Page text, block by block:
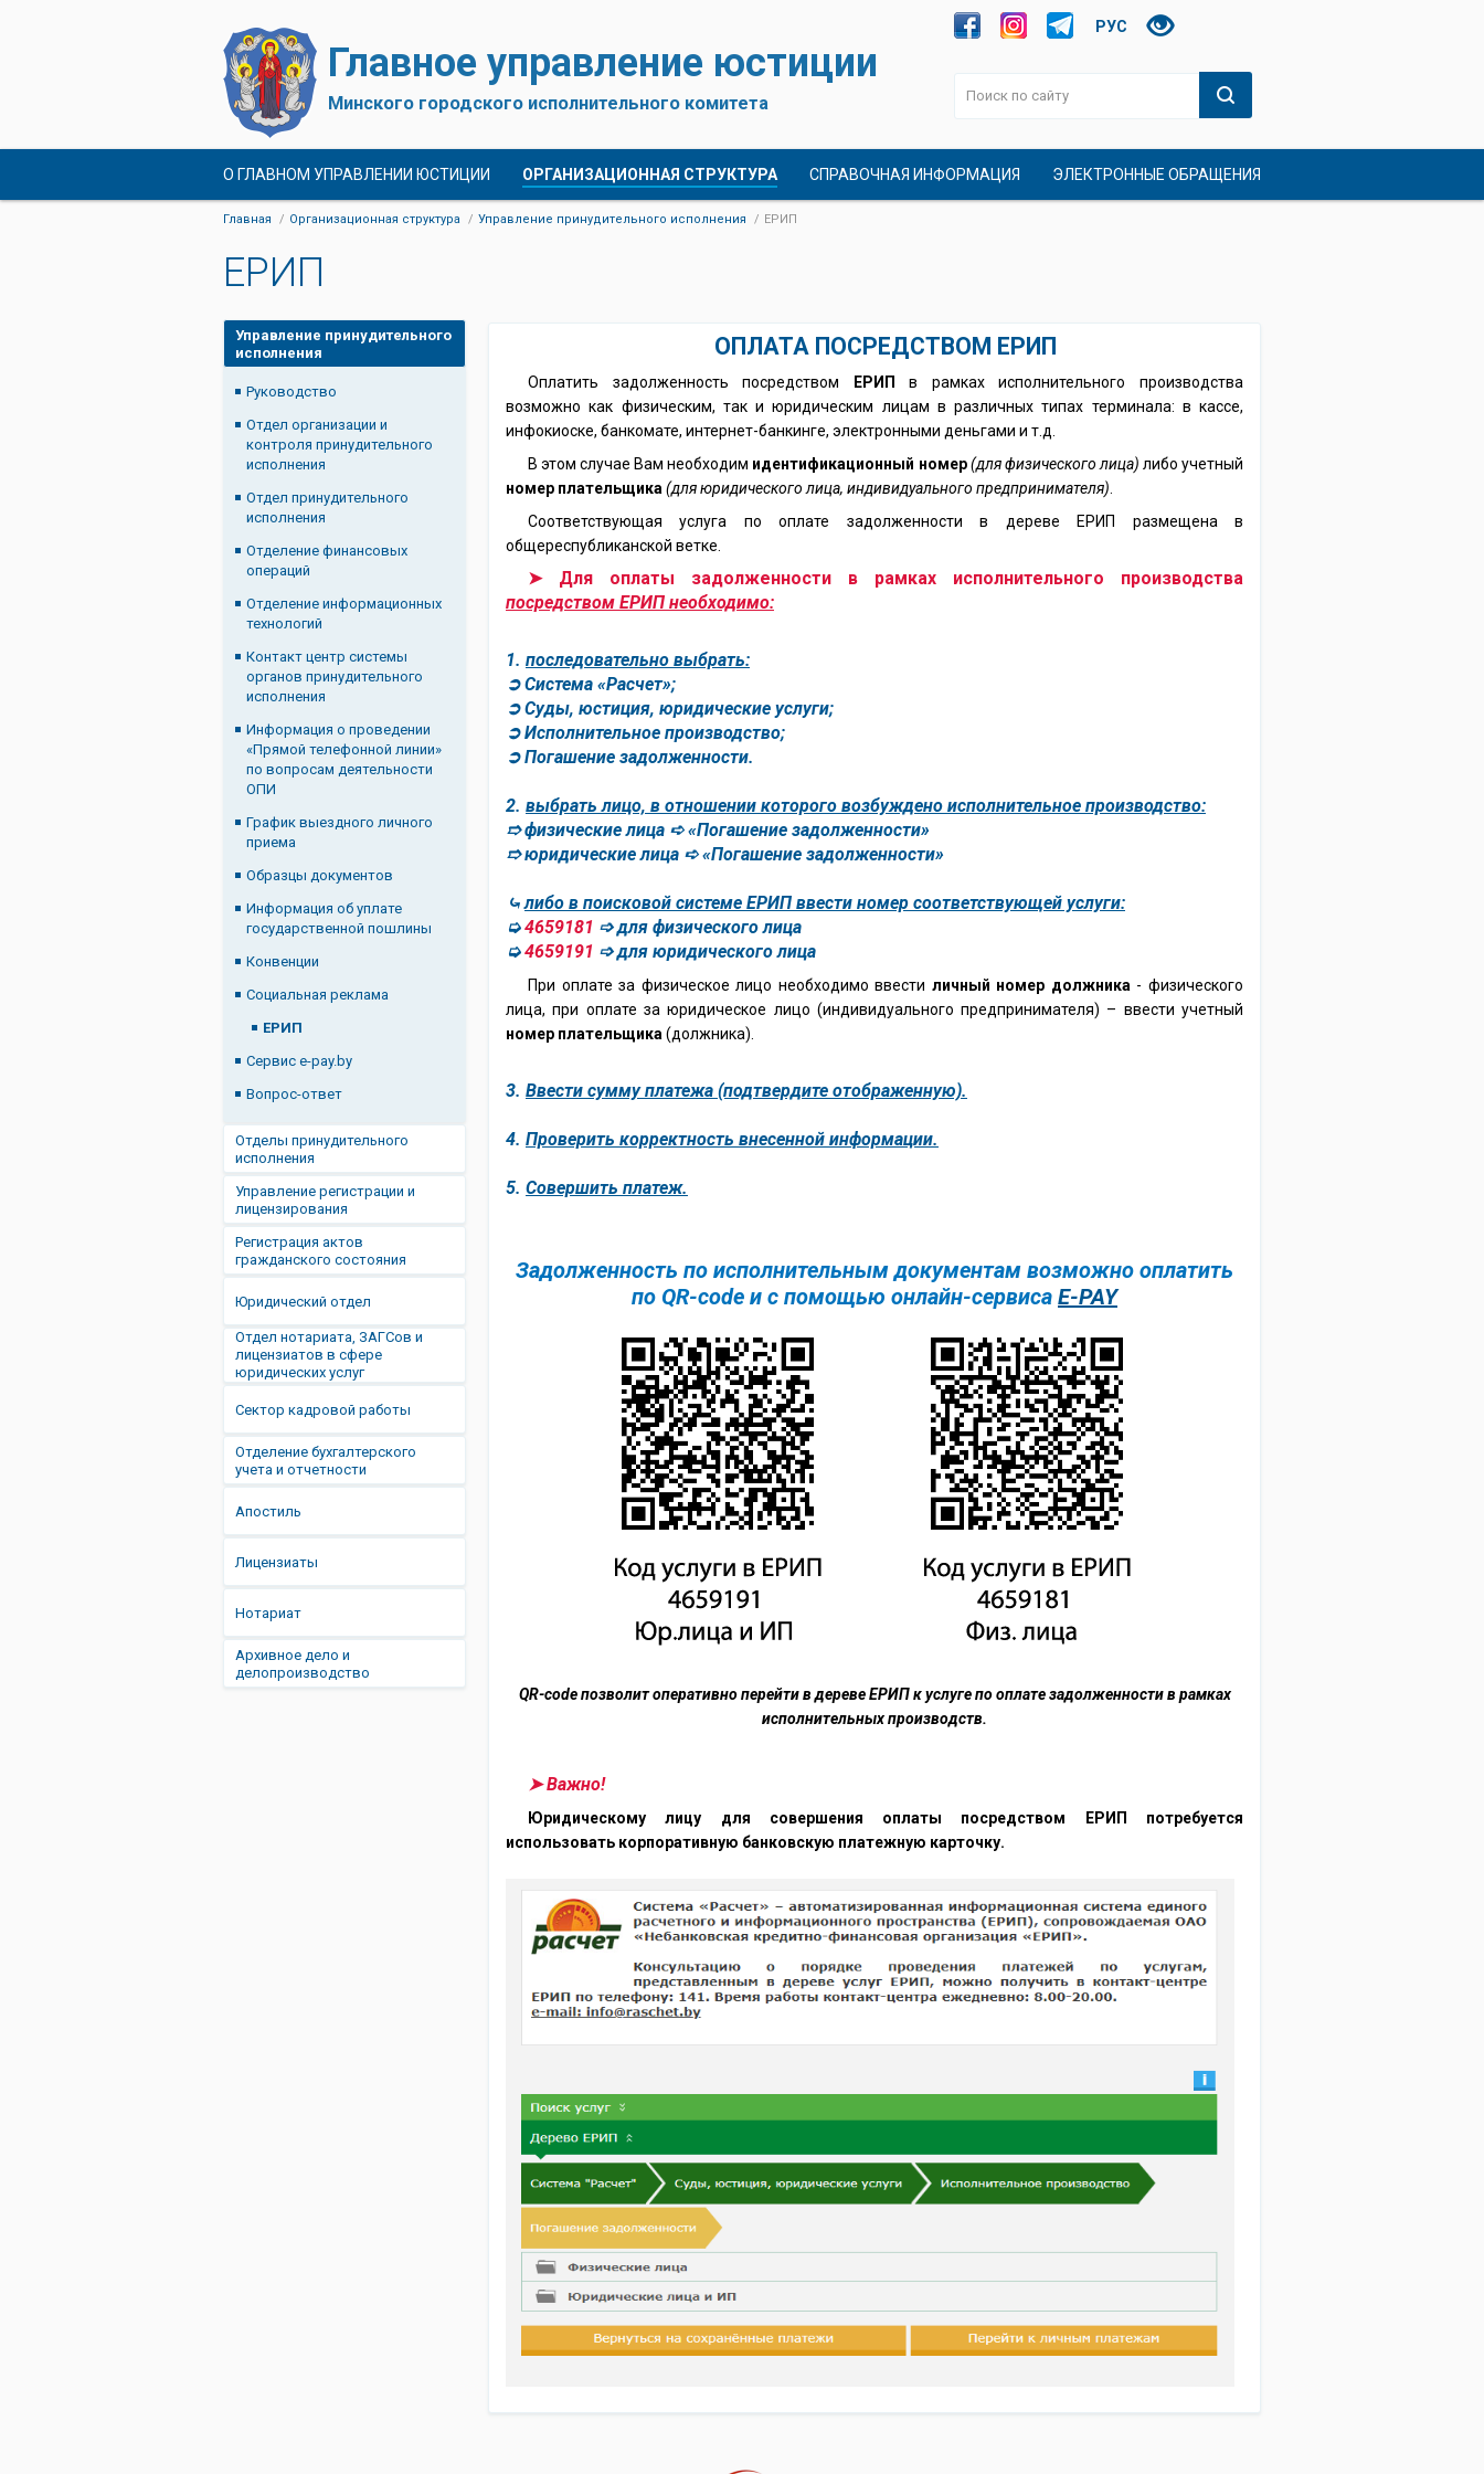
Главное управление юстиции
Минского городского исполнительного комитета
РУС
О ГЛАВНОМ УПРАВЛЕНИИ ЮСТИЦИИ ОРГАНИЗАЦИОННАЯ СТРУКТУРА СПРАВОЧНАЯ ИНФОРМАЦИЯ ЭЛЕКТРОННЫЕ ОБРАЩЕНИЯ
Главная Организационная структура Управление принудительного исполнения ЕРИП
ЕРИП
Управление принудительного
исполнения
Руководство
Отдел организации и
контроля принудительного
исполнения
Отдел принудительного
исполнения
Отделение финансовых
операций
Отделение информационных
технологий
Контакт центр системы
органов принудительного
исполнения
Информация о проведении
«Прямой телефонной линии»
по вопросам деятельности
ОПИ
График выездного личного
приема
Образцы документов
Информация об уплате
государственной пошлины
Конвенции
Социальная реклама
ЕРИП
Сервис e-pay.by
Вопрос-ответ
Отделы принудительного
исполнения
Управление регистрации и
лицензирования
Регистрация актов
гражданского состояния
Юридический отдел
Отдел нотариата, ЗАГСов и
лицензиатов в сфере
юридических услуг
Сектор кадровой работы
Отделение бухгалтерского
учета и отчетности
Апостиль
Лицензиаты
Нотариат
Архивное дело и
делопроизводство
ОПЛАТА ПОСРЕДСТВОМ ЕРИП
Оплатить задолженность посредством ЕРИП
в рамках исполнительного производства
возможно как физическим, так и юридическим лицам в различных типах терминала: в кассе,
инфокиоске, банкомате, интернет-банкинге, электронными деньгами и т.д.
В этом случае Вам необходим идентификационный номер (для физического лица) либо учетный
номер плательщика (для юридического лица, индивидуального предпринимателя)
Соответствующая услуга по оплате задолженности в дереве ЕРИП размещена в
общереспубликанской ветке.
➤ Для оплаты задолженности в рамках исполнительного производства
посредством ЕРИП необходимо:
1. последовательно выбрать:
➲ Система «Расчет»;
➲ Суды, юстиция, юридические услуги;
➲ Исполнительное производство;
➲ Погашение задолженности.
2. выбрать лицо, в отношении которого возбуждено исполнительное производство:
➱ физические лица ➪ «Погашение задолженности»
➱ юридические лица ➪ «Погашение задолженности»
⤿либо в поисковой системе ЕРИП ввести номер соответствующей услуги:
➭4659181 ➩ для физического лица
➭4659191 ➩ для юридического лица
При оплате за физическое лицо необходимо ввести личный номер должника - физического
лица, при оплате за юридическое лицо (индивидуального предпринимателя) – ввести учетный
номер плательщика (должника).
3. Ввести сумму платежа (подтвердите отображенную).
4. Проверить корректность внесенной информации.
5. Совершить платеж.
Задолженность по исполнительным документам возможно оплатить
по QR-code и с помощью онлайн-сервиса E-PAY
QR-code позволит оперативно перейти в дереве ЕРИП к услуге по оплате задолженности в рамках
исполнительных производств.
➤ Важно!
Юридическому лицу для совершения оплаты посредством ЕРИП потребуется
использовать корпоративную банковскую платежную карточку.